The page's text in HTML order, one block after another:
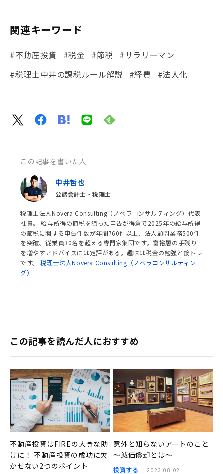
関連キーワード
#不動産投資 #税金 #節税
#サラリーマン
#税理士中井の課税ルール解説
#経費 #法人化
この記事を書いた人
中井哲也
公認会計士・税理士
税理士法人Novera Consulting（ノベラコンサルティング）代表
社員。 給与所得の節税を狙った申告が得意で2025年の給与所得
の節税に関する申告件数が年間760件以上、法人顧問業務500件
を突破。従業員30名を超える専門家集団です。富裕層の手残り
を増やすアドバイスには定評がある。趣味は税金の勉強と筋トレ
です。税理士法人Novera Consulting（ノベラコンサルティン
グ）
この記事を読んだ人におすすめ
不動産投資はFIREの大きな助
けに！ 不動産投資の成功に欠
かせない2つのポイント
意外と知らないアートのこと
〜減価償却とは〜
投資する 2023.08.02